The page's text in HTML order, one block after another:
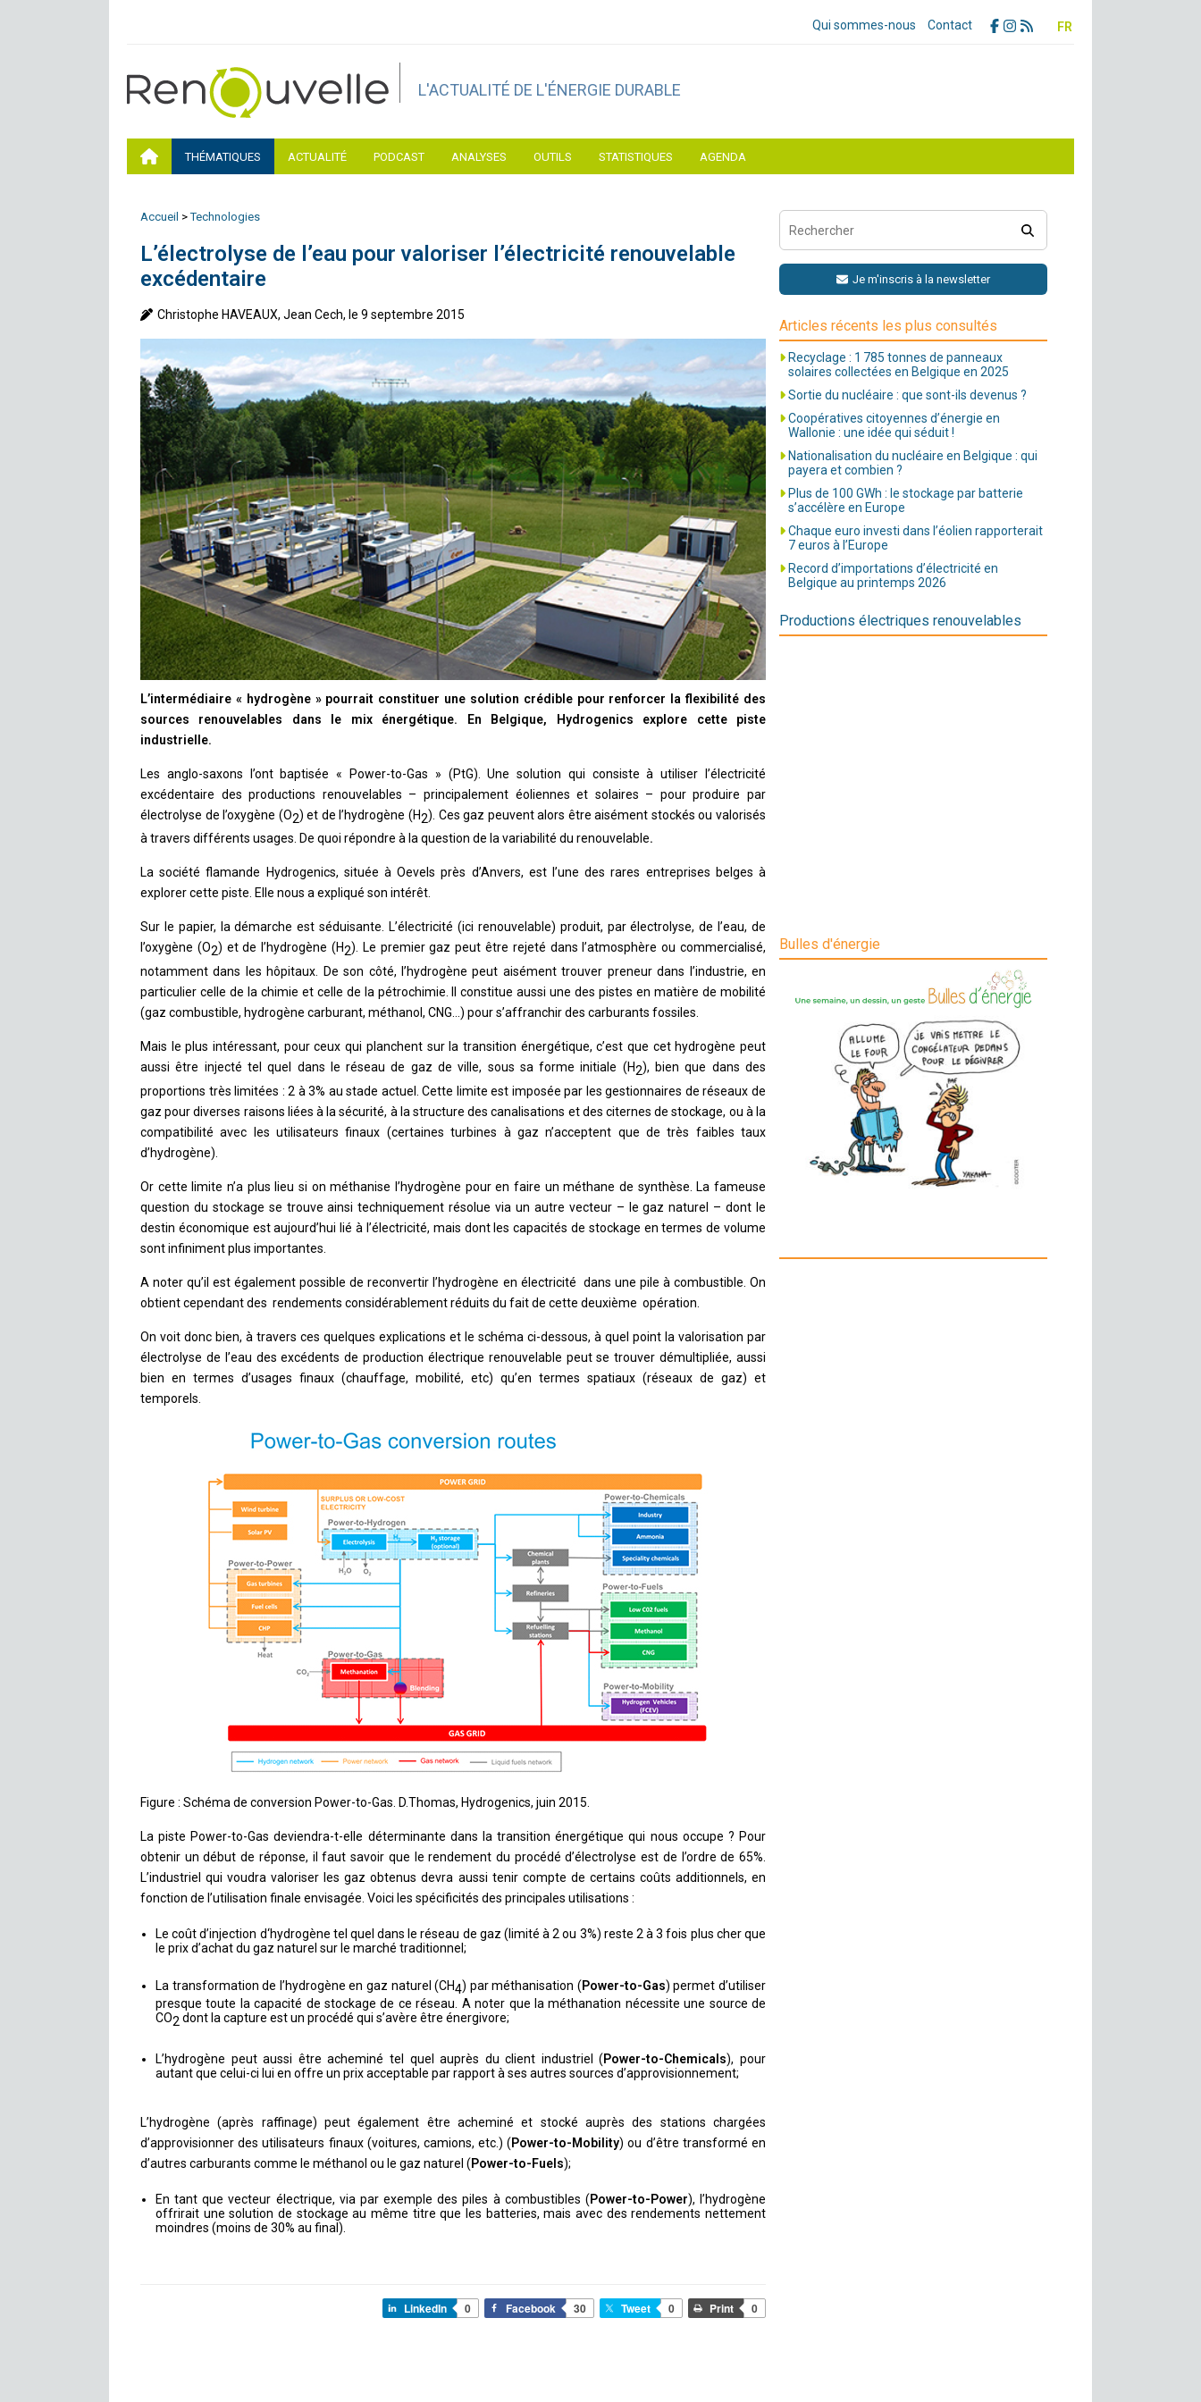
Qui sommes-nous Contact FR
L'ACTUALITÉ DE L'ÉNERGIE DURABLE
THÉMATIQUES ACTUALITÉ PODCAST ANALYSES OUTILS STATISTIQUES AGENDA
Accueil >Technologies
L’électrolyse de l’eau pour valoriser l’électricité renouvelable
excédentaire
Christophe HAVEAUX, Jean Cech, le 9 septembre 2015
L’intermédiaire « hydrogène » pourrait constituer une solution crédible pour renforcer la flexibilité des
sources renouvelables dans le mix énergétique. En Belgique, Hydrogenics explore cette piste
industrielle.
Les anglo-saxons l’ont baptisée « Power-to-Gas » (PtG). Une solution qui consiste à utiliser l’électricité
excédentaire des productions renouvelables – principalement éoliennes et solaires – pour produire par
électrolyse de l’oxygène (O2) et de l’hydrogène (H2). Ces gaz peuvent alors être aisément stockés ou valorisés
à travers différents usages. De quoi répondre à la question de la variabilité du renouvelable.
La société flamande Hydrogenics, située à Oevels près d’Anvers, est l’une des rares entreprises belges à
explorer cette piste. Elle nous a expliqué son intérêt.
Sur le papier, la démarche est séduisante. L’électricité (ici renouvelable) produit, par électrolyse, de l’eau, de
l’oxygène (O2) et de l’hydrogène (H2). Le premier gaz peut être rejeté dans l’atmosphère ou commercialisé,
notamment dans les hôpitaux. De son côté, l’hydrogène peut aisément trouver preneur dans l’industrie, en
particulier celle de la chimie et celle de la pétrochimie. Il constitue aussi une des pistes en matière de mobilité
(gaz combustible, hydrogène carburant, méthanol, CNG…) pour s’affranchir des carburants fossiles.
Mais le plus intéressant, pour ceux qui planchent sur la transition énergétique, c’est que cet hydrogène peut
aussi être injecté tel quel dans le réseau de gaz de ville, sous sa forme initiale (H2), bien que dans des
proportions très limitées : 2 à 3% au stade actuel. Cette limite est imposée par les gestionnaires de réseaux de
gaz pour diverses raisons liées à la sécurité, à la structure des canalisations et des citernes de stockage, ou à la
compatibilité avec les utilisateurs finaux (certaines turbines à gaz n’acceptent que de très faibles taux
d’hydrogène).
Or cette limite n’a plus lieu si on méthanise l’hydrogène pour en faire un méthane de synthèse. La fameuse
question du stockage se trouve ainsi techniquement résolue via un autre vecteur – le gaz naturel – dont le
destin économique est aujourd’hui lié à l’électricité, mais dont les capacités de stockage en termes de volume
sont infiniment plus importantes.
A noter qu’il est également possible de reconvertir l’hydrogène en électricité dans une pile à combustible. On
obtient cependant des rendements considérablement réduits du fait de cette deuxième opération.
On voit donc bien, à travers ces quelques explications et le schéma ci-dessous, à quel point la valorisation par
électrolyse de l’eau des excédents de production électrique renouvelable peut se trouver démultipliée, aussi
bien en termes d’usages finaux (chauffage, mobilité, etc) qu’en termes spatiaux (réseaux de gaz) et
temporels.
Figure : Schéma de conversion Power-to-Gas. D.Thomas, Hydrogenics, juin 2015.
La piste Power-to-Gas deviendra-t-elle déterminante dans la transition énergétique qui nous occupe ? Pour
obtenir un début de réponse, il faut savoir que le rendement du procédé d’électrolyse est de l’ordre de 65%.
L’industriel qui voudra valoriser les gaz obtenus devra aussi tenir compte de certains coûts additionnels, en
fonction de l’utilisation finale envisagée. Voici les spécificités des principales utilisations :
Le coût d’injection d‘hydrogène tel quel dans le réseau de gaz (limité à 2 ou 3%) reste 2 à 3 fois plus cher que
le prix d’achat du gaz naturel sur le marché traditionnel;
La transformation de l’hydrogène en gaz naturel (CH4) par méthanisation (Power-to-Gas) permet d’utiliser
presque toute la capacité de stockage de ce réseau. A noter que la méthanation nécessite une source de
CO2 dont la capture est un procédé qui s’avère être énergivore;
L’hydrogène peut aussi être acheminé tel quel auprès du client industriel (Power-to-Chemicals), pour
autant que celui-ci lui en offre un prix acceptable par rapport à ses autres sources d’approvisionnement;
L’hydrogène (après raffinage) peut également être acheminé et stocké auprès des stations chargées
d’approvisionner des utilisateurs finaux (voitures, camions, etc.) (Power-to-Mobility) ou d’être transformé en
d’autres carburants comme le méthanol ou le gaz naturel (Power-to-Fuels);
En tant que vecteur électrique, via par exemple des piles à combustibles (Power-to-Power), l’hydrogène
offrirait une solution de stockage au même titre que les batteries, mais avec des rendements nettement
moindres (moins de 30% au final).
LinkedIn 0 Facebook 30 Tweet 0 Print 0
Je m'inscris à la newsletter
Articles récents les plus consultés
Recyclage : 1 785 tonnes de panneaux
solaires collectées en Belgique en 2025
Sortie du nucléaire : que sont-ils devenus ?
Coopératives citoyennes d’énergie en
Wallonie : une idée qui séduit !
Nationalisation du nucléaire en Belgique : qui
payera et combien ?
Plus de 100 GWh : le stockage par batterie
s’accélère en Europe
Chaque euro investi dans l’éolien rapporterait
7 euros à l’Europe
Record d’importations d’électricité en
Belgique au printemps 2026
Productions électriques renouvelables
Bulles d'énergie